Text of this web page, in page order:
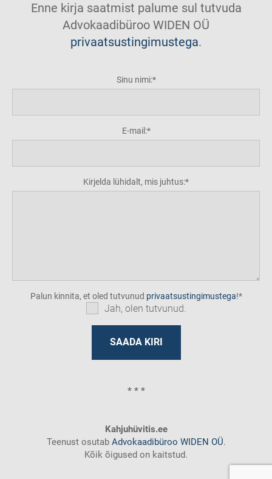
Enne kirja saatmist palume sul tutvuda
Advokaadibüroo WIDEN OÜ
privaatsustingimustega.
Sinu nimi:
E-mail:
Kirjelda lühidalt, mis juhtus:
Palun kinnita, et oled tutvunud privaatsustingimustega!
Jah, olen tutvunud.
* * *
Kahjuhüvitis.ee
Teenust osutabAdvokaadibüroo WIDEN OÜ.
Kõik õigused on kaitstud.